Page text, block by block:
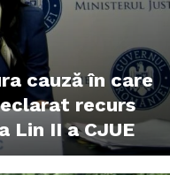
cauză în care
recurs
Lin II a CJUE